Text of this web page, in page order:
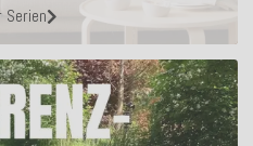
Serien